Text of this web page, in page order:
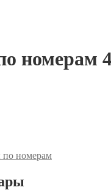
номерам
номерам